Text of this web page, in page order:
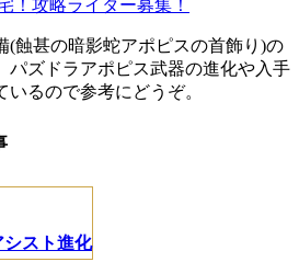
！攻略ライター募集！
(蝕甚の暗影蛇アポピスの首飾り)の
パズドラアポピス武器の進化や入手
るので参考にどうぞ。
シスト進化